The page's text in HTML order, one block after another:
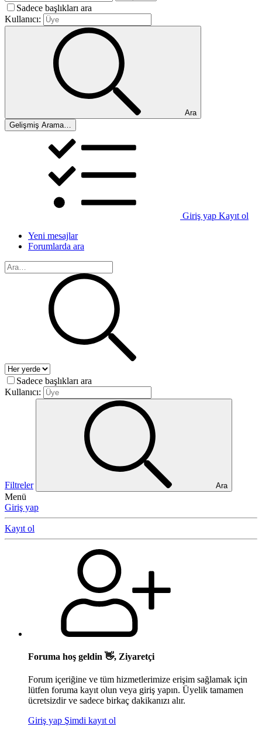
Sadece başlıkları ara
Kullanıcı:
Ara
Gelişmiş Arama…
Giriş yap Kayıt ol
Yeni mesajlar
Forumlarda ara
Sadece başlıkları ara
Kullanıcı:
Filtreler Ara
Menü
Giriş yap
Kayıt ol
Foruma hoş geldin 👋, Ziyaretçi
Forum içeriğine ve tüm hizmetlerimize erişim sağlamak için
lütfen foruma kayıt olun veya giriş yapın. Üyelik tamamen
ücretsizdir ve sadece birkaç dakikanızı alır.
Giriş yap Şimdi kayıt ol